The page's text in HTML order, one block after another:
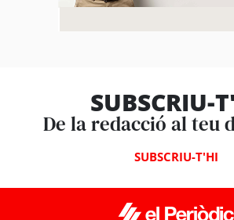
SUBSCRIU-
De la redacció al teu
SUBSCRIU-T'HI